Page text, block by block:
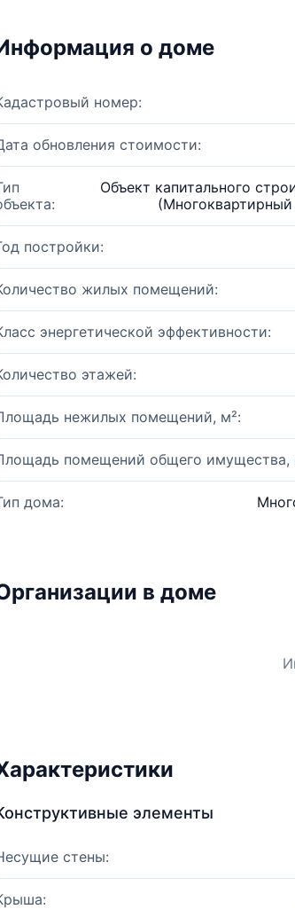
о доме
номер:
обновления стоимости:
Объект капитального
постройки:
жилых помещений:
энергетической эффективности:
этажей:
нежилых помещений, м²:
помещений общего имущества,
дома:
в доме
элементы
стены: